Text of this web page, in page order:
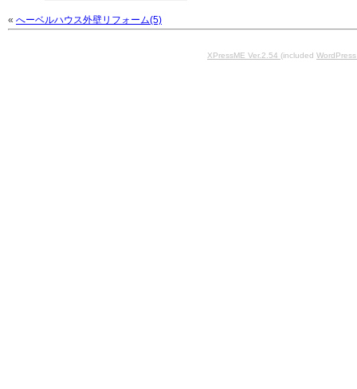
« へーベルハウス外壁リフォーム(5)
XPressME Ver.2.54 (included